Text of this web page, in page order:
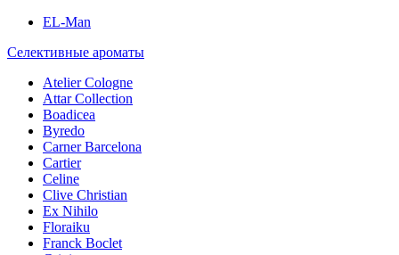
EL-Man
Селективные ароматы
Atelier Cologne
Attar Collection
Boadicea
Byredo
Carner Barcelona
Cartier
Celine
Clive Christian
Ex Nihilo
Floraiku
Franck Boclet